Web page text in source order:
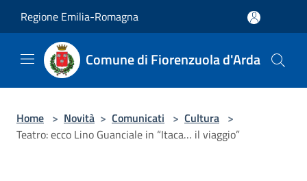
Regione Emilia-Romagna
Comune di Fiorenzuola d'Arda
Home > Novità > Comunicati > Cultura >
Teatro: ecco Lino Guanciale in “Itaca… il viaggio”